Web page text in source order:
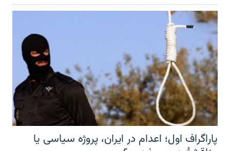
پاراگراف اول؛ اعدام در ایران، پروژه سیاسی یا